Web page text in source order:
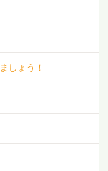
しょう！